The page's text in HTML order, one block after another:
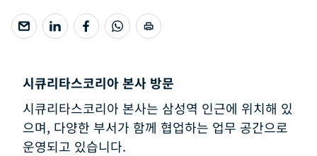
시큐리타스코리아 본사 방문
시큐리타스코리아 본사는 삼성역 인근에 위치해 있
으며, 다양한 부서가 함께 협업하는 업무 공간으로
운영되고 있습니다.